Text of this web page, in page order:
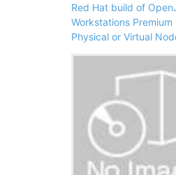
Red Hat build of
Workstations Premium
Physical or Virtual